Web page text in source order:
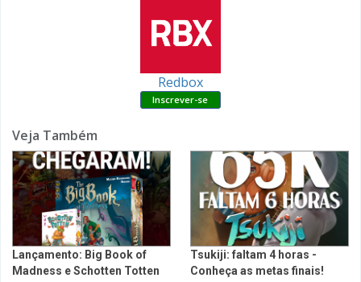
Redbox
Veja Também
Lançamento: Big Book of
Madness e Schotten Totten
Tsukiji: faltam 4 horas -
Conheça as metas finais!